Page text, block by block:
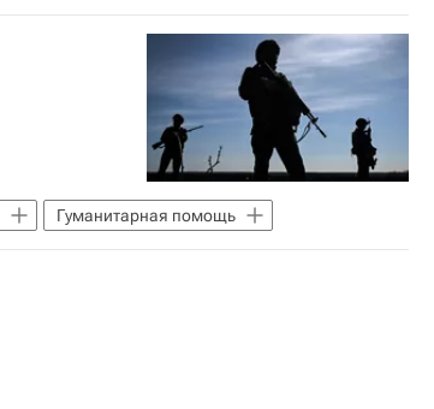
Гуманитарная помощь